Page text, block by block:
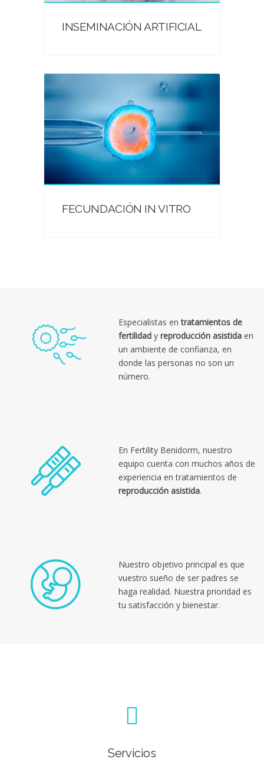
INSEMINACIÓN ARTIFICIAL
FECUNDACIÓN IN VITRO
Especialistas entratamientos de
fertilidad y reproducción asistida en
un ambiente de confianza, en
donde las personas no son un
número.
En Fertility Benidorm, nuestro
equipo cuenta con muchos años de
experiencia en tratamientos de
reproducción asistida.
Nuestro objetivo principal es que
vuestro sueño de ser padres se
haga realidad. Nuestra prioridad es
tu satisfacción y bienestar.
Servicios